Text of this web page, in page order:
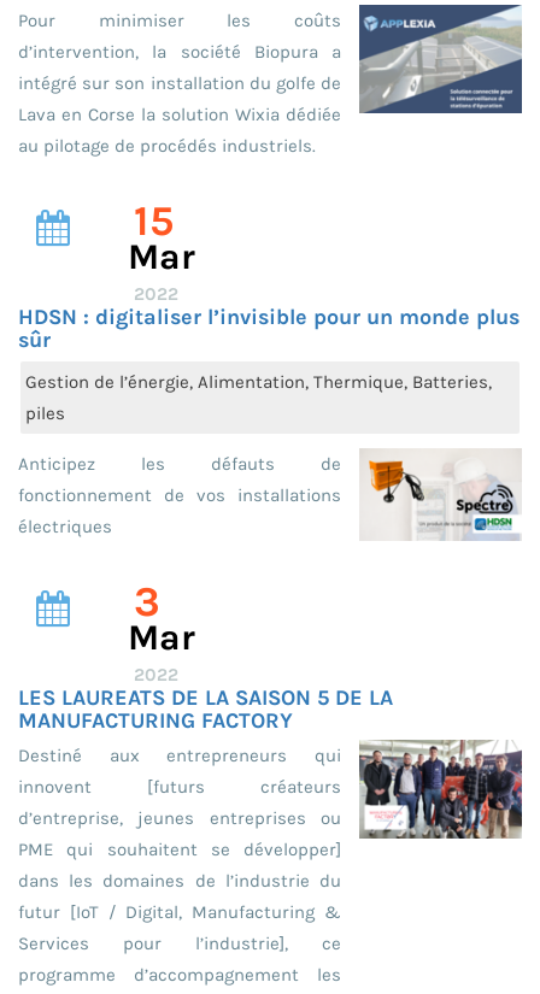
Pour minimiser les coûts
d’intervention, la société Biopura a
intégré sur son installation du golfe de
Lava en Corse la solution Wixia dédiée
au pilotage de procédés industriels.
15
Mar
2022
HDSN : digitaliser l’invisible pour un monde plus
sûr
Gestion de l’énergie, Alimentation, Thermique, Batteries,
piles
Anticipez les défauts de
fonctionnement de vos installations
électriques
3
Mar
2022
LES LAUREATS DE LA SAISON 5 DE LA
MANUFACTURING FACTORY
Destiné aux entrepreneurs qui
innovent [futurs créateurs
d’entreprise, jeunes entreprises ou
PME qui souhaitent se développer]
dans les domaines de l’industrie du
futur [IoT / Digital, Manufacturing &
Services pour l’industrie], ce
programme d’accompagnement les